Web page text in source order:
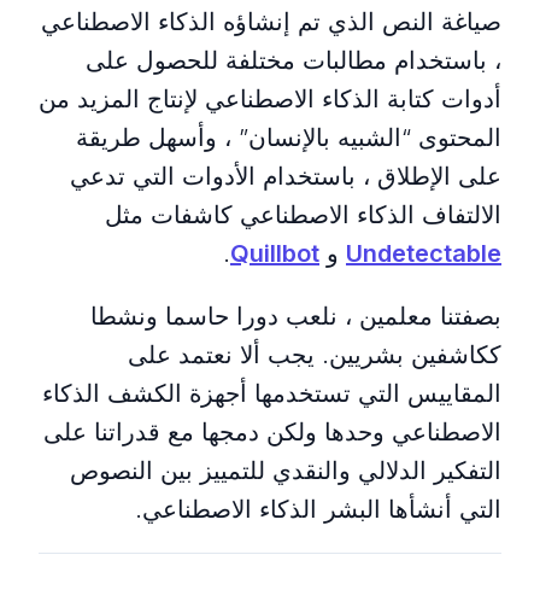
صياغة النص الذي تم إنشاؤه الذكاء الاصطناعي
، باستخدام مطالبات مختلفة للحصول على
أدوات كتابة الذكاء الاصطناعي لإنتاج المزيد من
المحتوى “الشبيه بالإنسان” ، وأسهل طريقة
على الإطلاق ، باستخدام الأدوات التي تدعي
الالتفاف الذكاء الاصطناعي كاشفات مثل
Undetectable و Quillbot
.
بصفتنا معلمين ، نلعب دورا حاسما ونشطا
ككاشفين بشريين. يجب ألا نعتمد على
المقاييس التي تستخدمها أجهزة الكشف الذكاء
الاصطناعي وحدها ولكن دمجها مع قدراتنا على
التفكير الدلالي والنقدي للتمييز بين النصوص
التي أنشأها البشر الذكاء الاصطناعي.